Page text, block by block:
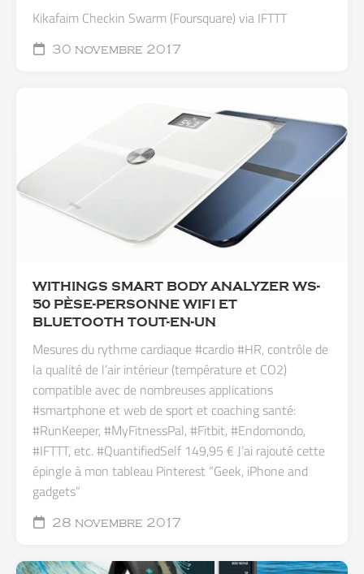
Kikafaim Checkin Swarm (Foursquare) via IFTTT
30 novembre 2017
WITHINGS SMART BODY ANALYZER WS-
50 PÈSE-PERSONNE WIFI ET
BLUETOOTH TOUT-EN-UN
Mesures du rythme cardiaque #cardio #HR, contrôle de
la qualité de l’air intérieur (température et CO2)
compatible avec de nombreuses applications
#smartphone et web de sport et coaching santé:
#RunKeeper, #MyFitnessPal, #Fitbit, #Endomondo,
#IFTTT, etc. #QuantifiedSelf 149,95 € J’ai rajouté cette
épingle à mon tableau Pinterest “Geek, iPhone and
gadgets”
28 novembre 2017